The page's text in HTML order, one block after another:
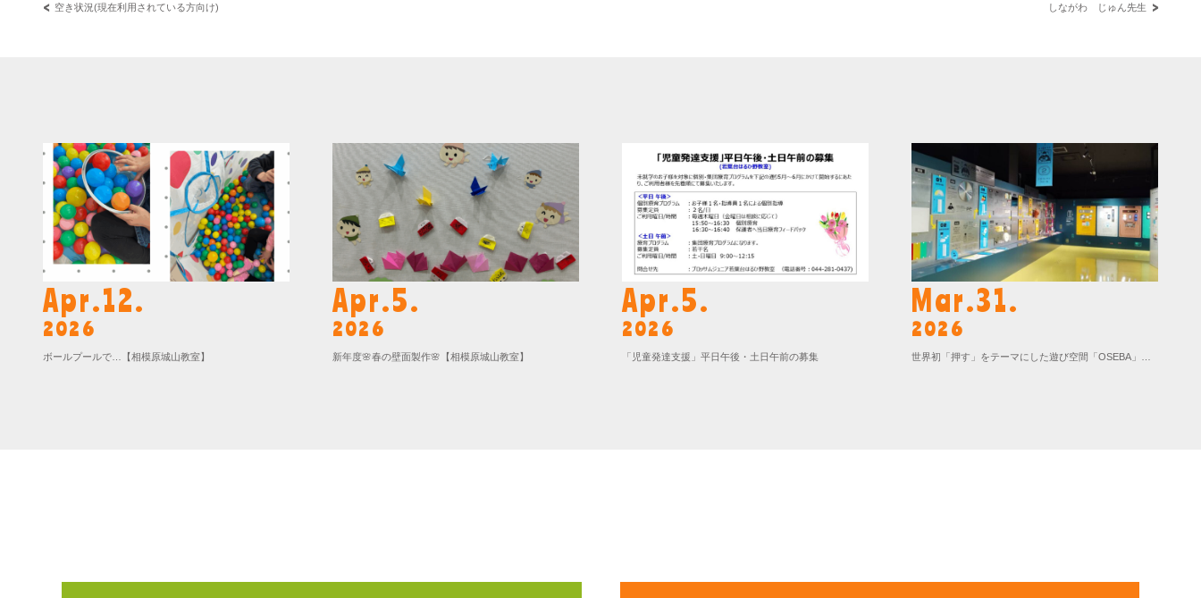
空き状況(現在利用されている方向け) しながわ じゅん先生
Apr.12.
2026
ボールプールで…【相模原城山教室】
Apr.5.
2026
新年度🌸春の壁面製作🌸【相模原城山教室】
Apr.5.
2026
「児童発達支援」平日午後・土日午前の募集
Mar.31.
2026